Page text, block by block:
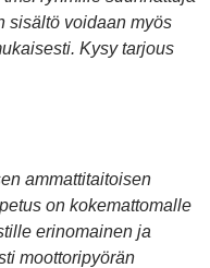
sisältö voidaan myös
Kysy tarjous
ammattitaitoisen
on kokemattomalle
erinomainen ja
moottoripyörän